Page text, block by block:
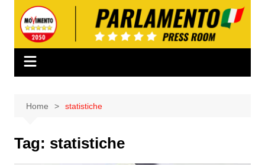
contenuto
Home statistiche
Tag: statistiche